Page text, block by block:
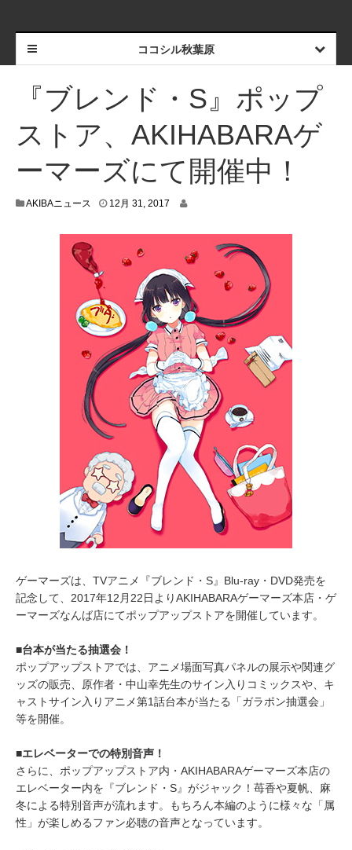
ココシル秋葉原
『ブレンド・S』ポップ
ストア、AKIHABARAゲ
ーマーズにて開催中！
AKIBAニュース 12月 31, 2017
,
2
0
1
7
ゲーマーズは、TVアニメ『ブレンド・S』Blu-ray・DVD発売を
記念して、2017年12月22日よりAKIHABARAゲーマーズ本店・ゲ
ーマーズなんば店にてポップアップストアを開催しています。
■台本が当たる抽選会！
ポップアップストアでは、アニメ場面写真パネルの展示や関連グ
ッズの販売、原作者・中山幸先生のサイン入りコミックスや、キ
ャストサイン入りアニメ第1話台本が当たる「ガラポン抽選会」
等を開催。
■エレベーターでの特別音声！
さらに、ポップアップストア内・AKIHABARAゲーマーズ本店の
エレベーター内を『ブレンド・S』がジャック！苺香や夏帆、麻
冬による特別音声が流れます。もちろん本編のように様々な「属
性」が楽しめるファン必聴の音声となっています。